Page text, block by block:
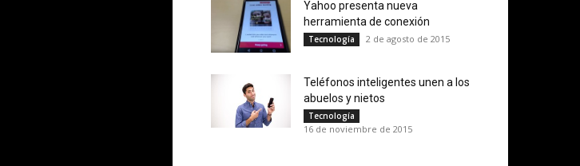
Yahoo presenta nueva
herramienta de conexión
Tecnología 2 de agosto de 2015
Teléfonos inteligentes unen a los
abuelos y nietos
Tecnología
16 de noviembre de 2015